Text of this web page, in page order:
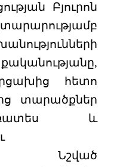
Բյուրոն
հետո
տարածքներ
և
Նշված